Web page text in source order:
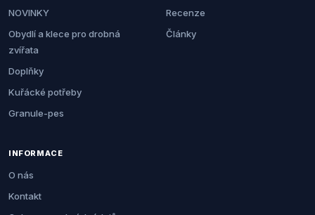
NOVINKY
Obydlí a klece pro drobná
zvířata
Doplňky
Kuřácké potřeby
Granule-pes
Recenze
Články
INFORMACE
O nás
Kontakt